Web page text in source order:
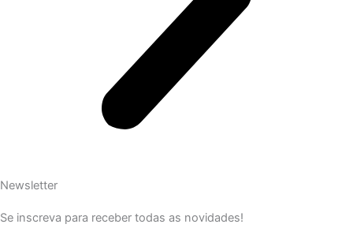
Newsletter
Se inscreva para receber todas as novidades!